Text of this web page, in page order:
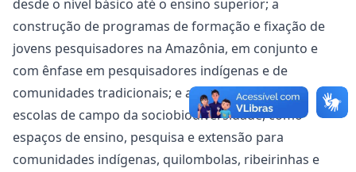
desde o nível básico até o ensino superior; a
construção de programas de formação e fixação de
jovens pesquisadores na Amazônia, em conjunto e
com ênfase em pesquisadores indígenas e de
comunidades tradicionais; e a implementação de
escolas de campo da sociobiodiversidade, como
espaços de ensino, pesquisa e extensão para
comunidades indígenas, quilombolas, ribeirinhas e